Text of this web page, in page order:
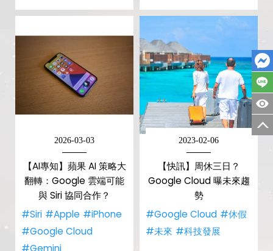
2026-03-03
【AI專知】蘋果 AI 策略大
翻轉：Google 雲端可能
與 Siri 協同合作？
#Siri #Apple #iPhone
#Google Cloud
#Gemini
2023-02-06
【快訊】周休三日？
Google Cloud 曝未來趨
勢
#Google Cloud #休假
#未來 #科技發展